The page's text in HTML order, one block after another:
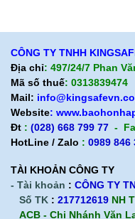
CÔNG TY TNHH
Địa chỉ: 497/24/7 Phan
Mã số thuế: 0313839474
Mail:
Website:
Đt : (028) 668 799 77 -
HotLine / Zalo : 0989 846
TÀI KHOẢN CÔNG TY
- Tài khoản : CÔNG TY
Số TK : 217712619 NH
ACB - Chi Nhánh Văn